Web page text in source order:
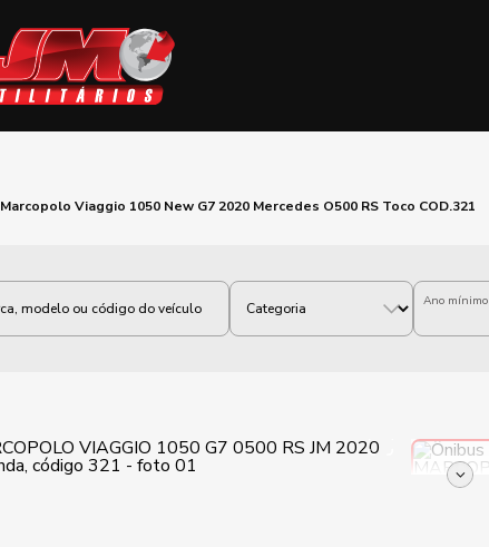
Marcopolo Viaggio 1050 New G7 2020 Mercedes O500 RS Toco COD.321
Ano mínimo